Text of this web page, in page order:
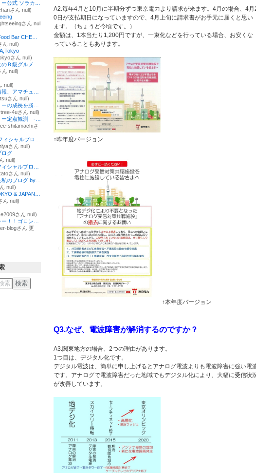
さん null)
さん nul
ん null)
さん null)
ん null)
null)
さん null)
4uさん null)
shitamachiさ
さん null)
ログ
null)
さん null)
null)
ん null)
さん null)
blogさん 更
A2.毎年4月と10月に半期分ずつ東京電力より請求が来ます。4月の場合、4月
0日が支払期日になっていますので、4月上旬に請求書がお手元に届くと思い
ます。（ちょうど今頃です。）
金額は、1本当たり1,200円ですが、一束化などを行っている場合、お安くな
っていることもあります。
↑昨年度バージョン
↑本年度バージョン
Q3.なぜ、電波障害が解消するのですか？
A3.関東地方の場合、2つの理由があります。
1つ目は、デジタル化です。
デジタル電波は、簡単に申し上げるとアナログ電波よりも電波障害に強い電
です。アナログで電波障害だった地域でもデジタル化により、大幅に受信状
が改善しています。